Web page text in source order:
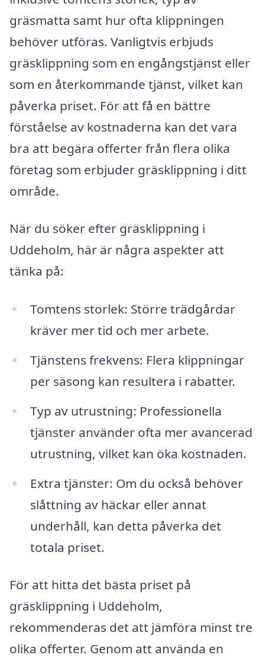
gräsmatta samt hur ofta klippningen
behöver utföras. Vanligtvis erbjuds
gräsklippning som en engångstjänst eller
som en återkommande tjänst, vilket kan
påverka priset. För att få en bättre
förståelse av kostnaderna kan det vara
bra att begära offerter från flera olika
företag som erbjuder gräsklippning i ditt
område.
När du söker efter gräsklippning i
Uddeholm, här är några aspekter att
tänka på:
Tomtens storlek: Större trädgårdar
kräver mer tid och mer arbete.
Tjänstens frekvens: Flera klippningar
per säsong kan resultera i rabatter.
Typ av utrustning: Professionella
tjänster använder ofta mer avancerad
utrustning, vilket kan öka kostnaden.
Extra tjänster: Om du också behöver
slåttning av häckar eller annat
underhåll, kan detta påverka det
totala priset.
För att hitta det bästa priset på
gräsklippning i Uddeholm,
rekommenderas det att jämföra minst tre
olika offerter. Genom att använda en